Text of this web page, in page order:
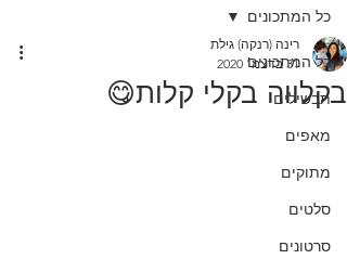
כל המתכונים
תבשילים
מאפים
מתוקים
סלטים
סרטונים
כל המתכונים
בקלווה בקלי קלות😋
רינה (רנקה) גילת
31 בדצמ׳ 2020